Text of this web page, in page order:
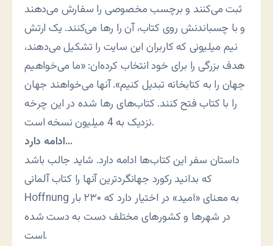
ثبت می‌کنند و برچسب مخصوصی را سفارش می‌دهند
و با چسباندنش روی کتاب، آن را رها می‌کنند. یک ارتش
نیم میلیونی که کاربران این سایت را تشکیل می‌دهند،
هدف بزرگی را برای خود انتخاب کرده‌ان: «ما می‌خواهیم
جهان را به کتابخانه تبدیل کنیم». آنها می‌خواهند جهان
را با کتاب فتح کنند. کتاب‌های رها شده در این چرخه
نزدیک به 4 میلیون نسخه است.
ادامه دارد…
داستان سفر این کتاب‌ها ادامه دارد. شاید جالب باشد
که بدانید رکورد جهانگردترین آنها را کتاب آلمانی
Hoffnung به معنای «امید» در اختیار دارد که ۲۳۰ بار
در شهرها و کشورهای مختلف دست به دست شده
است.